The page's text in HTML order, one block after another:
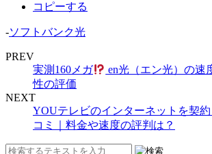
コピーする
-ソフトバンク光
PREV
実測160メガ
en光（エン光）の速
性の評価
NEXT
YOUテレビのインターネットを契
コミ｜料金や速度の評判は？